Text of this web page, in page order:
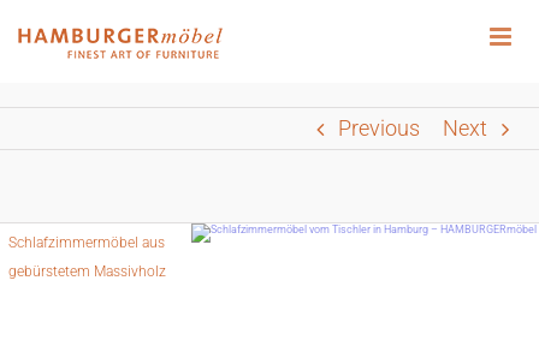
Inhalt
Previous Next
Schlafzimmermöbel aus
gebürstetem Massivholz